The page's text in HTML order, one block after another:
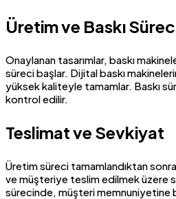
Üretim ve Baskı
Onaylanan tasarımlar, baskı
süreci başlar. Dijital baskı
yüksek kaliteyle tamamlar. Baskı
kontrol edilir.
Teslimat ve Sevkiyat
Üretim süreci tamamlandıktan
ve müşteriye teslim edilmek üzere
sürecinde, müşteri memnuniyetine